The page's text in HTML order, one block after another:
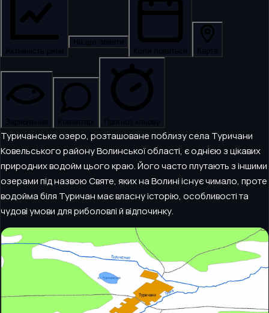
Активність риби
На що ловити
Коли ловиться
Карта
Зариблення Коментарі Прогноз кльову
Туричанське озеро, розташоване поблизу села Туричани
Ковельського району Волинської області, є однією з цікавих
природних водойм цього краю. Його часто плутають з іншими
озерами під назвою Святе, яких на Волині існує чимало, проте
водойма біля Туричан має власну історію, особливості та
чудові умови для риболовлі й відпочинку.